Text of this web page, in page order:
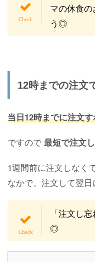
マの休食
う◎
12時までの注文
当日12時までに注文
ですので 最短で注文
1週間前に注文しなく
なかで、注文して翌日
「注文し
◎